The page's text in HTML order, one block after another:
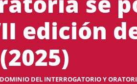
edición
DEL INTERROGATORIO Y